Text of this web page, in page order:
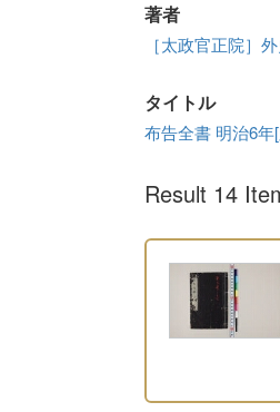
著者
［太政官正院］
タイトル
布告全書 明治6年
Result 14